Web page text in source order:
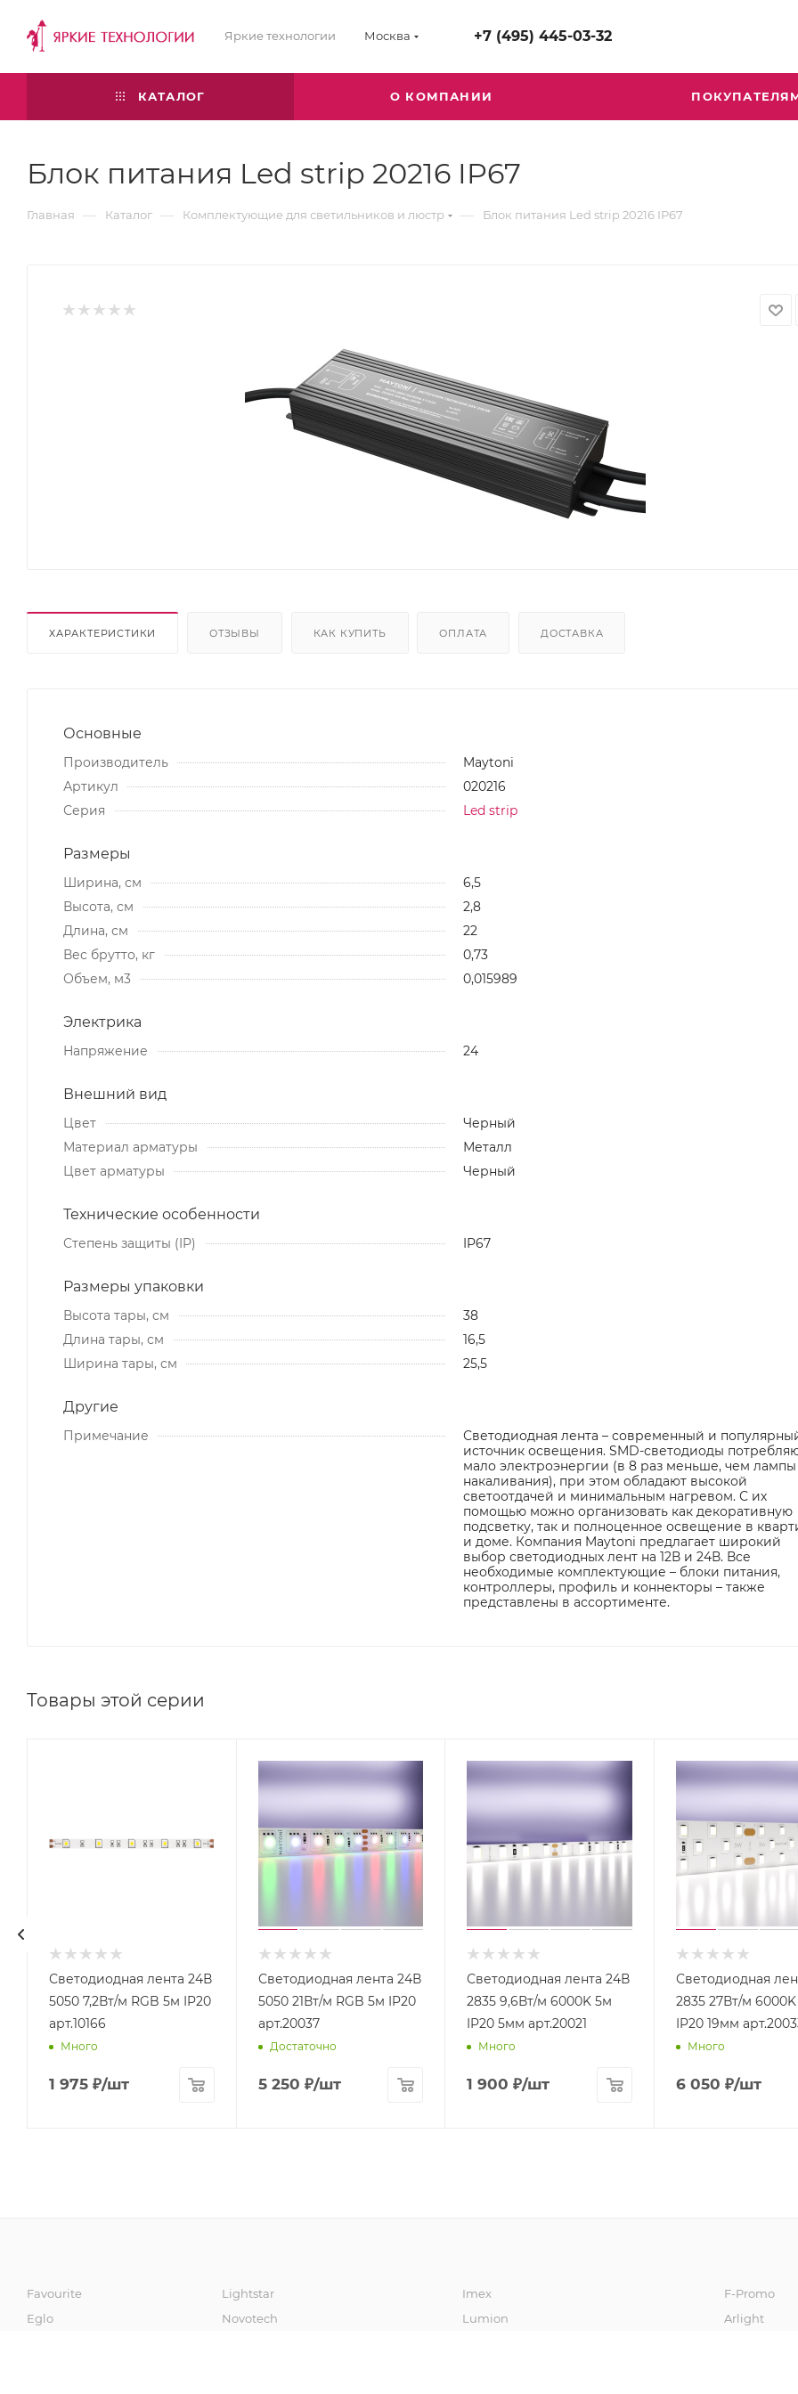
Яркие технологии Москва +7 (495) 445-03-32
КАТАЛОГ О КОМПАНИИ
Блок питания Led strip 20216 IP67
Главная — Каталог — Комплектующие для светильников и люстр — Блок питания Led strip 20216 IP67
ХАРАКТЕРИСТИКИ ОТЗЫВЫ КАК КУПИТЬ ОПЛАТА ДОСТАВКА
Основные
Производитель
Maytoni
Артикул
020216
Серия
Led strip
Размеры
Ширина, см
6,5
Высота, см
2,8
Длина, см
22
Вес брутто, кг
0,73
Объем, м3
0,015989
Электрика
Напряжение 24
Внешний вид
Цвет
Черный
Материал арматуры
Металл
Цвет арматуры
Черный
Технические особенности
Степень защиты (IP) IP67
Размеры упаковки
Высота тары, см
38
Длина тары, см
16,5
Ширина тары, см
25,5
Другие
Примечание
Светодиодная лента – современный и
источник освещения. SMD-светодиоды
мало электроэнергии (в 8 раз меньше, чем лампы
накаливания), при этом обладают высокой
светоотдачей и минимальным нагревом. С их
помощью можно организовать как декоративную
подсветку, так и полноценное освещение в
и доме. Компания Maytoni предлагает широкий
выбор светодиодных лент на 12В и 24В. Все
необходимые комплектующие – блоки питания,
контроллеры, профиль и коннекторы – также
представлены в ассортименте.
Товары этой серии
Светодиодная лента 24В
5050 7,2Вт/м RGB 5м IP20
арт.10166
Много
1 975₽/шт
Светодиодная лента 24В
5050 21Вт/м RGB 5м IP20
арт.20037
Достаточно
5 250 ₽/шт
Светодиодная лента 24В
2835 9,6Вт/м 6000K 5м
IP20 5мм арт.20021
Много
1 900 ₽/шт
Светодиодная
2835 27Вт/м
IP20 19мм
Много
6 050 ₽/шт
Favourite
Eglo
Lightstar
Novotech
Imex
Lumion
F-Promo
Arlight